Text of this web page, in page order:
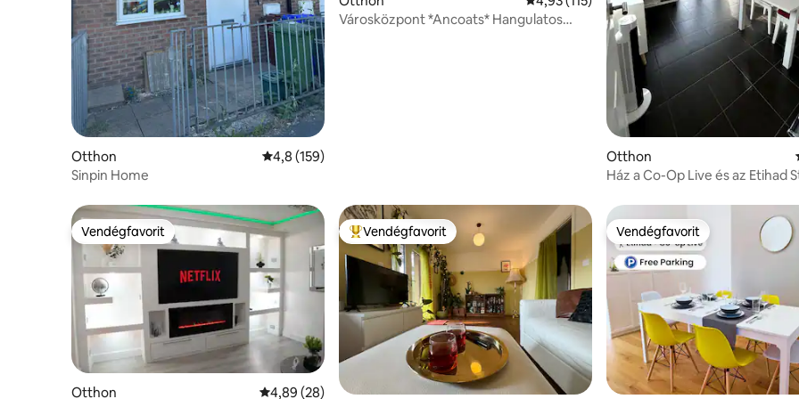
Otthon Átlagos értékelés: 5/4,8, 159 vélemény
4,8 (159)
Sinpin Home
Városközpont *Ancoats* Hangulatos
Otthon
Ház a Co-Op Live és az Etihad
Vendégfavorit
Vendégfavorit
Otthon Átlagos értékelés: 5/4,89, 28 vélemény
4,89 (28)
Kiemelt vendégfavorit
Vendégfavorit Vendégfavorit
Vendégfavorit